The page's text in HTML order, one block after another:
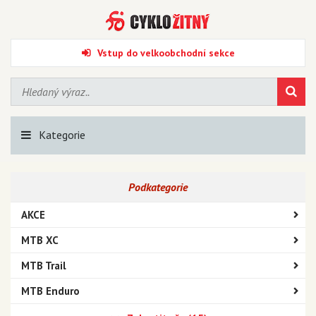
Vstup do velkoobchodní sekce
Kategorie
Podkategorie
AKCE
MTB XC
MTB Trail
MTB Enduro